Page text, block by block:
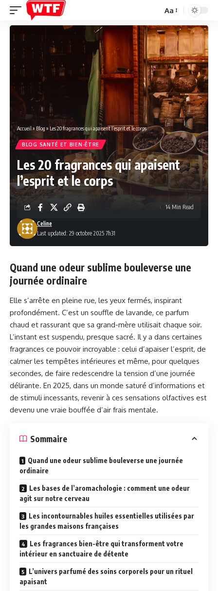
Font
Resizer
Aa
Accueil»Blog »Les 20 fragrances qui apaisent l’esprit et le corps
BLOG SANTÉ ET BIEN-ÊTRE
Les 20 fragrances qui apaisent
l’esprit et le corps
Last updated: 29 octobre 2025 7h31
Celine
14 Min Read
Quand une odeur sublime bouleverse une
journée ordinaire
Elle s’arrête en pleine rue, les yeux fermés, inspirant
profondément. C’est un souffle de lavande, ce parfum
chaud et rassurant que sa grand-mère utilisait chaque soir.
L’instant est suspendu, presque sacré. Il y a dans certaines
fragrances ce pouvoir incroyable : celui d’apaiser l’esprit, de
calmer les tempêtes intérieures et même, pour quelques
secondes, de faire redescendre la tension d’une journée
délirante. En 2025, dans un monde saturé d’informations et
de stimuli incessants, revenir à ces sensations olfactives est
devenu une vraie bouffée d’air frais mentale.
Sommaire
Quand une odeur sublime bouleverse une journée
ordinaire
Les bases de l’aromachologie : comment une odeur
agit sur notre cerveau
Les incontournables huiles essentielles utilisées par
les grandes maisons françaises
Les fragrances bien-être qui transforment votre
intérieur en sanctuaire de détente
L’univers parfumé des soins corporels pour un rituel
apaisant